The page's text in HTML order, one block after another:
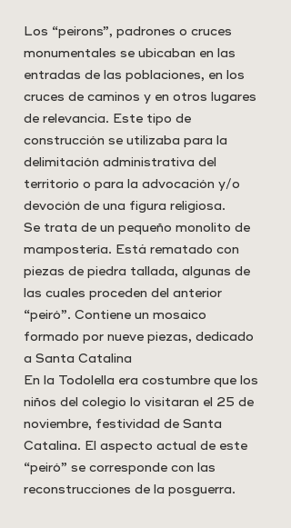
Los “peirons”, padrones o cruces
monumentales se ubicaban en las
entradas de las poblaciones, en los
cruces de caminos y en otros lugares
de relevancia. Este tipo de
construcción se utilizaba para la
delimitación administrativa del
territorio o para la advocación y/o
devoción de una figura religiosa.
Se trata de un pequeño monolito de
mampostería. Está rematado con
piezas de piedra tallada, algunas de
las cuales proceden del anterior
“peiró”. Contiene un mosaico
formado por nueve piezas, dedicado
a Santa Catalina
En la Todolella era costumbre que los
niños del colegio lo visitaran el 25 de
noviembre, festividad de Santa
Catalina. El aspecto actual de este
“peiró” se corresponde con las
reconstrucciones de la posguerra.